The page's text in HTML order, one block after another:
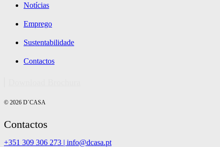
Notícias
Emprego
Sustentabilidade
Contactos
© 2026 D´CASA
Contactos
+351 309 306 273 | info@dcasa.pt